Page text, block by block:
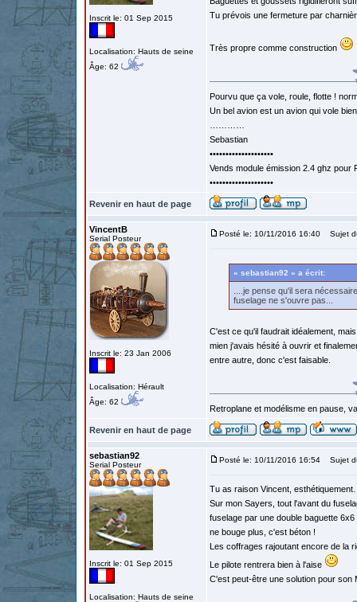
Inscrit le: 01 Sep 2015
Localisation: Hauts de seine
Âge: 62
Tu prévois une fermeture par
Très propre comme construction
Pourvu que ça vole, roule, flotte !
Un bel avion est un avion qui vole
Sebastian
••••••••••••••••••••
Vends module émission 2.4 ghz
••••••••••••••••••••
Revenir en haut de page
VincentB
Serial Posteur
Inscrit le: 23 Jan 2006
Localisation: Hérault
Âge: 62
Posté le: 10/11/2016 16:40 Sujet
« sebastian92 » a écrit:
....je pense qu'il sera
fuselage ne s'ouvre pas...
C'est ce qu'il faudrait idéalement,
mien j'avais hésité à ouvrir et
entre autre, donc c'est faisable.
Retroplane et modélisme en pause,
Revenir en haut de page
sebastian92
Serial Posteur
Inscrit le: 01 Sep 2015
Localisation: Hauts de seine
Posté le: 10/11/2016 16:54 Sujet
Tu as raison Vincent,
Sur mon Sayers, tout l'avant du
fuselage par une double baguette
ne bouge plus, c'est béton !
Les coffrages rajoutant encore de la
Le pilote rentrera bien à l'aise
C'est peut-être une solution pour son